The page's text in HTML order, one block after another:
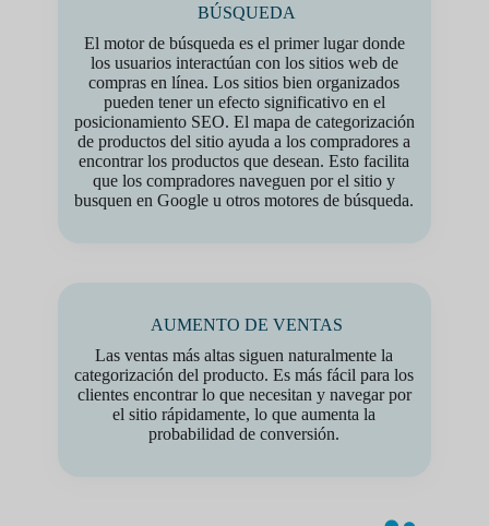
BÚSQUEDA
El motor de búsqueda es el primer lugar donde
los usuarios interactúan con los sitios web de
compras en línea. Los sitios bien organizados
pueden tener un efecto significativo en el
posicionamiento SEO. El mapa de categorización
de productos del sitio ayuda a los compradores a
encontrar los productos que desean. Esto facilita
que los compradores naveguen por el sitio y
busquen en Google u otros motores de búsqueda.
AUMENTO DE VENTAS
Las ventas más altas siguen naturalmente la
categorización del producto. Es más fácil para los
clientes encontrar lo que necesitan y navegar por
el sitio rápidamente, lo que aumenta la
probabilidad de conversión.